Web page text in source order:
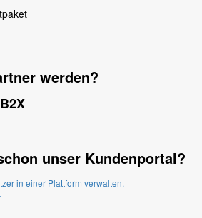
werden?
unser Kundenportal?
in einer Plattform verwalten.